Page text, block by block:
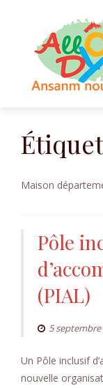
contenu
Maison
Pôle
(PIAL)
5 septembre
Un Pôle inclusif
nouvelle